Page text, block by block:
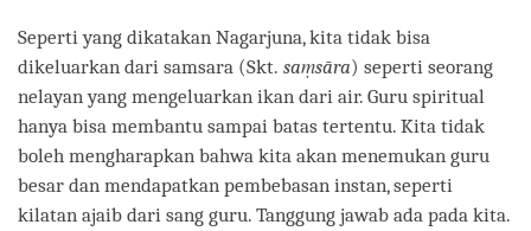
Seperti yang dikatakan Nagarjuna, kita tidak bisa
dikeluarkan dari samsara (Skt. saṃsāra) seperti seorang
nelayan yang mengeluarkan ikan dari air. Guru spiritual
hanya bisa membantu sampai batas tertentu. Kita tidak
boleh mengharapkan bahwa kita akan menemukan guru
besar dan mendapatkan pembebasan instan, seperti
kilatan ajaib dari sang guru. Tanggung jawab ada pada kita.